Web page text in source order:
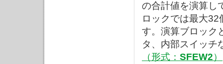
の合計値を演算し
ロックでは最大
す。演算ブロック
タ、内部スイッチ
（形式： SFEW2）